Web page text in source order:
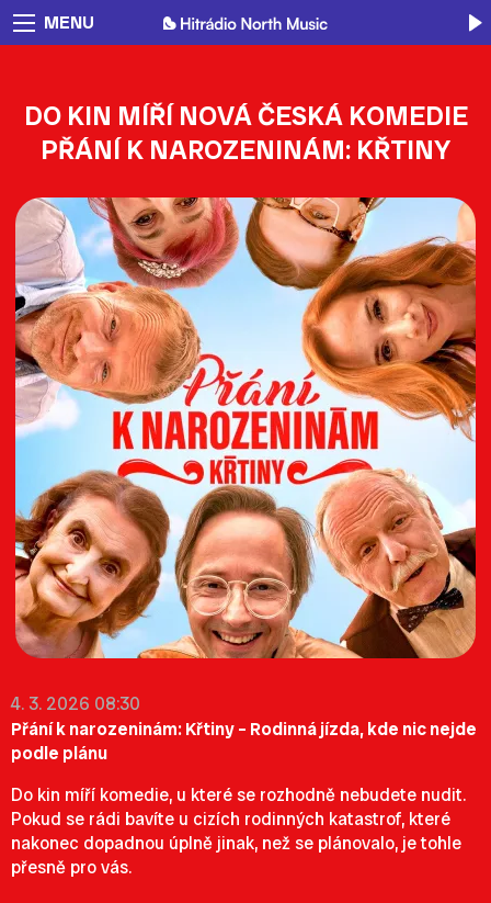
MENU
DO KIN MÍŘÍ NOVÁ ČESKÁ KOMEDIE
PŘÁNÍ K NAROZENINÁM: KŘTINY
4. 3. 2026 08:30
Přání k narozeninám: Křtiny – Rodinná jízda, kde nic nejde
podle plánu
Do kin míří komedie, u které se rozhodně nebudete nudit.
Pokud se rádi bavíte u cizích rodinných katastrof, které
nakonec dopadnou úplně jinak, než se plánovalo, je tohle
přesně pro vás.